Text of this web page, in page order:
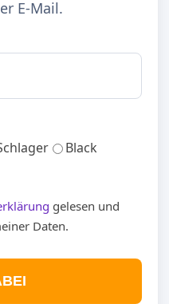
E-Mail.
Black
gelesen und
Daten.